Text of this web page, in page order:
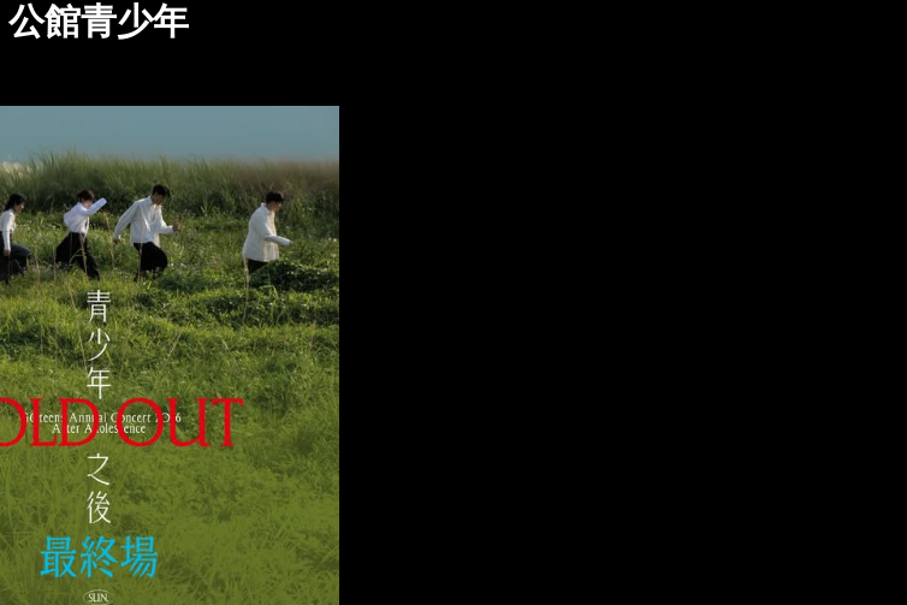
公館青少年